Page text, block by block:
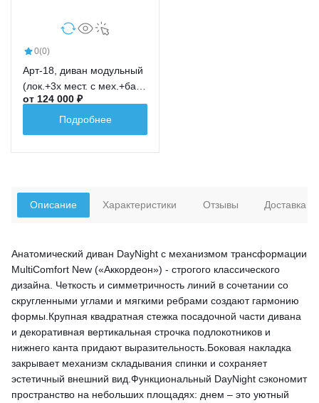
0(0)
Арт-18, диван модульный
(лок.+3х мест. с мех.+бар
новый+ср.кр.+лок.)
от 124 000 ₽
Подробнее
Описание
Анатомический диван DayNight с механизмом трансформации
MultiComfort New («Аккордеон») - строгого классического
дизайна. Четкость и симметричность линий в сочетании со
скругленными углами и мягкими ребрами создают гармонию
формы.Крупная квадратная стежка посадочной части дивана
и декоративная вертикальная строчка подлокотников и
нижнего канта придают выразительность.Боковая накладка
закрывает механизм складывания спинки и сохраняет
эстетичный внешний вид.Функциональный DayNight сэкономит
пространство на небольших площадях: днем – это уютный
Характеристики Отзывы Доставка